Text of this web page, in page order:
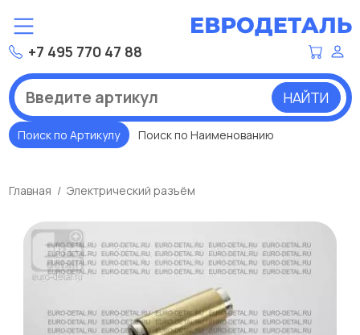
+7 495 770 47 88
НАЙТИ
Поиск по Артикулу Поиск по Наименованию
Главная Электрический разъём